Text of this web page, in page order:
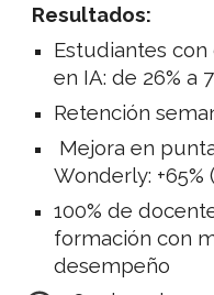
Resultados:
Estudiantes
en IA: de 26% a
Retención
Mejora en
Wonderly: +65%
100% de
formación con
desempeño